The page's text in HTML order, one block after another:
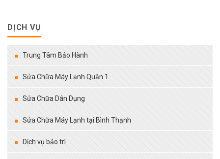
DỊCH VỤ
Trung Tâm Bảo Hành
Sửa Chữa Máy Lạnh Quận 1
Sửa Chữa Dân Dụng
Sửa Chữa Máy Lạnh tại Bình Thạnh
Dịch vụ bảo trì